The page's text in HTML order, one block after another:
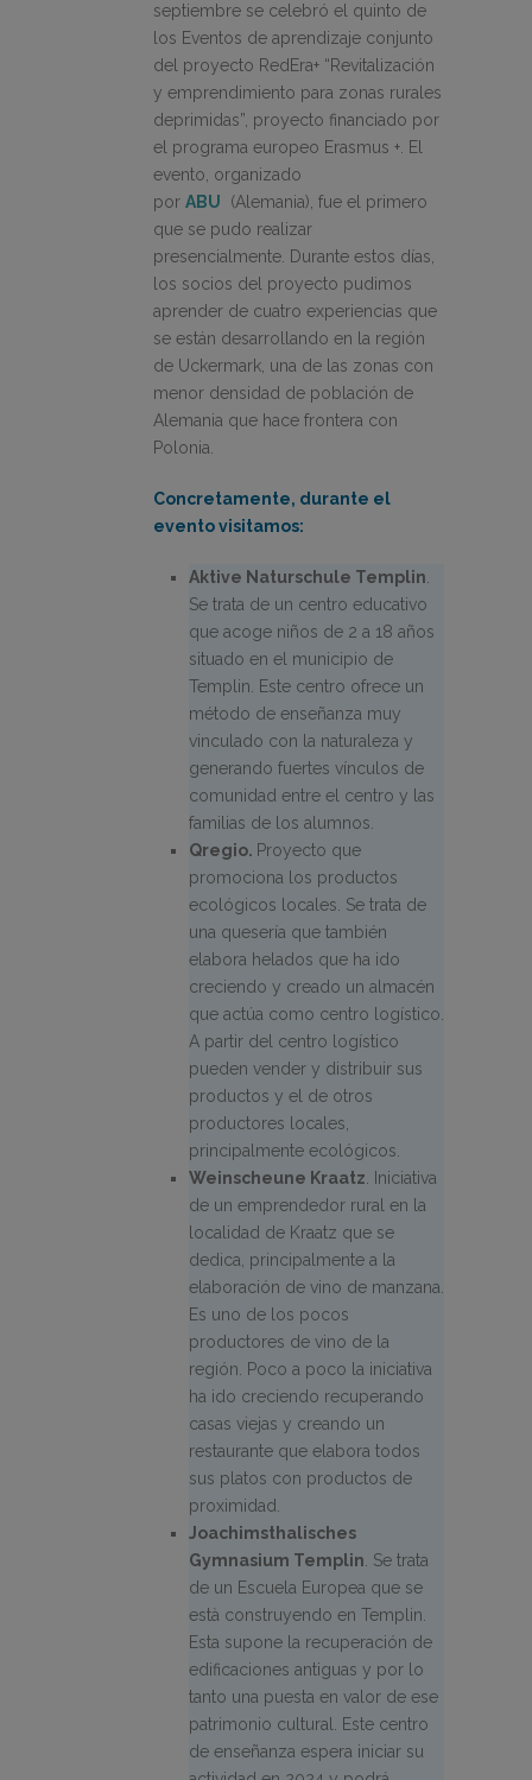
septiembre se celebró el quinto de
los Eventos de aprendizaje conjunto
del proyecto RedEra+ “Revitalización
y emprendimiento para zonas rurales
deprimidas”, proyecto financiado por
el programa europeo Erasmus +. El
evento, organizado
por ABU (Alemania), fue el primero
que se pudo realizar
presencialmente. Durante estos días,
los socios del proyecto pudimos
aprender de cuatro experiencias que
se están desarrollando en la región
de Uckermark, una de las zonas con
menor densidad de población de
Alemania que hace frontera con
Polonia.
Concretamente, durante el
evento visitamos:
Aktive Naturschule Templin.
Se trata de un centro educativo
que acoge niños de 2 a 18 años
situado en el municipio de
Templin. Este centro ofrece un
método de enseñanza muy
vinculado con la naturaleza y
generando fuertes vínculos de
comunidad entre el centro y las
familias de los alumnos.
Qregio. Proyecto que
promociona los productos
ecológicos locales. Se trata de
una quesería que también
elabora helados que ha ido
creciendo y creado un almacén
que actúa como centro logístico.
A partir del centro logístico
pueden vender y distribuir sus
productos y el de otros
productores locales,
principalmente ecológicos.
Weinscheune Kraatz. Iniciativa
de un emprendedor rural en la
localidad de Kraatz que se
dedica, principalmente a la
elaboración de vino de manzana.
Es uno de los pocos
productores de vino de la
región. Poco a poco la iniciativa
ha ido creciendo recuperando
casas viejas y creando un
restaurante que elabora todos
sus platos con productos de
proximidad.
Joachimsthalisches
Gymnasium Templin. Se trata
de un Escuela Europea que se
està construyendo en Templin.
Esta supone la recuperación de
edificaciones antiguas y por lo
tanto una puesta en valor de ese
patrimonio cultural. Este centro
de enseñanza espera iniciar su